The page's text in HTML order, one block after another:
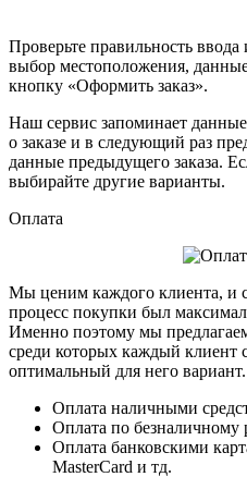
Проверьте правильность
выбор местоположения,
кнопку «Оформить заказ».
Наш сервис запоминает
о заказе и в следующий раз
данные предыдущего заказа.
выбирайте другие варианты.
Оплата
Мы ценим каждого клиента, и
процесс покупки был
Именно поэтому мы
среди которых каждый клиент
оптимальный для него вариант.
Оплата наличными
Оплата по безналичному
Оплата банковскими
MasterCard и тд.